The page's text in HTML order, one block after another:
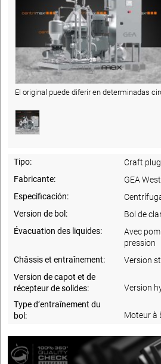
El original puede diferir en determinadas
Tipo:
Craft
Fabricante:
GEA
Especificación:
Version de bol:
Bol de
Évacuation des liquides:
Avec
pression
Châssis et entraînement:
Version
Version de capot et de
récepteur de solides:
Version
Type d’entraînement du
bol:
Moteur à